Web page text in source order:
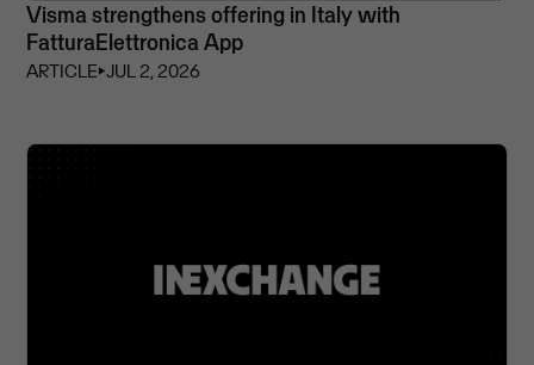
Visma strengthens offering in Italy with
FatturaElettronica App
ARTICLE⏵JUL 2, 2026